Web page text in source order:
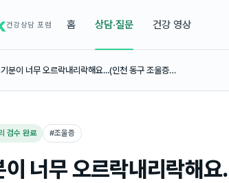
건강상담 포럼 홈 상담·질문 건강 영상
기분이 너무 오르락내리락해요...(인천 동구 조울증…
검수 완료 #조울증
이 너무 오르락내리락해